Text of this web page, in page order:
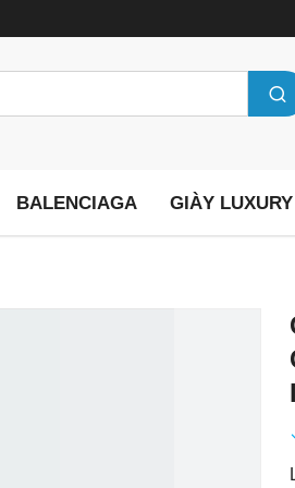
BALENCIAGA GIÀY LUXURY
viện